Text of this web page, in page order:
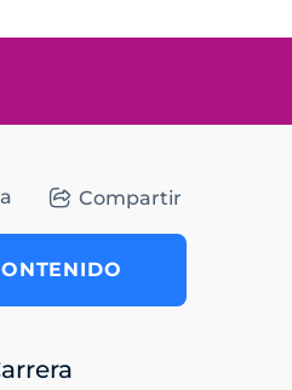
Compartir